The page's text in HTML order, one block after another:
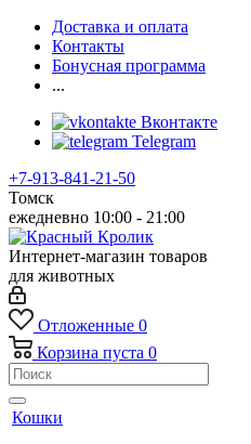
Доставка и оплата
Контакты
Бонусная программа
...
Вконтакте
Telegram
+7-913-841-21-50
Томск
ежедневно 10:00 - 21:00
Интернет-магазин товаров
для животных
Отложенные 0
Корзина пуста 0
Кошки